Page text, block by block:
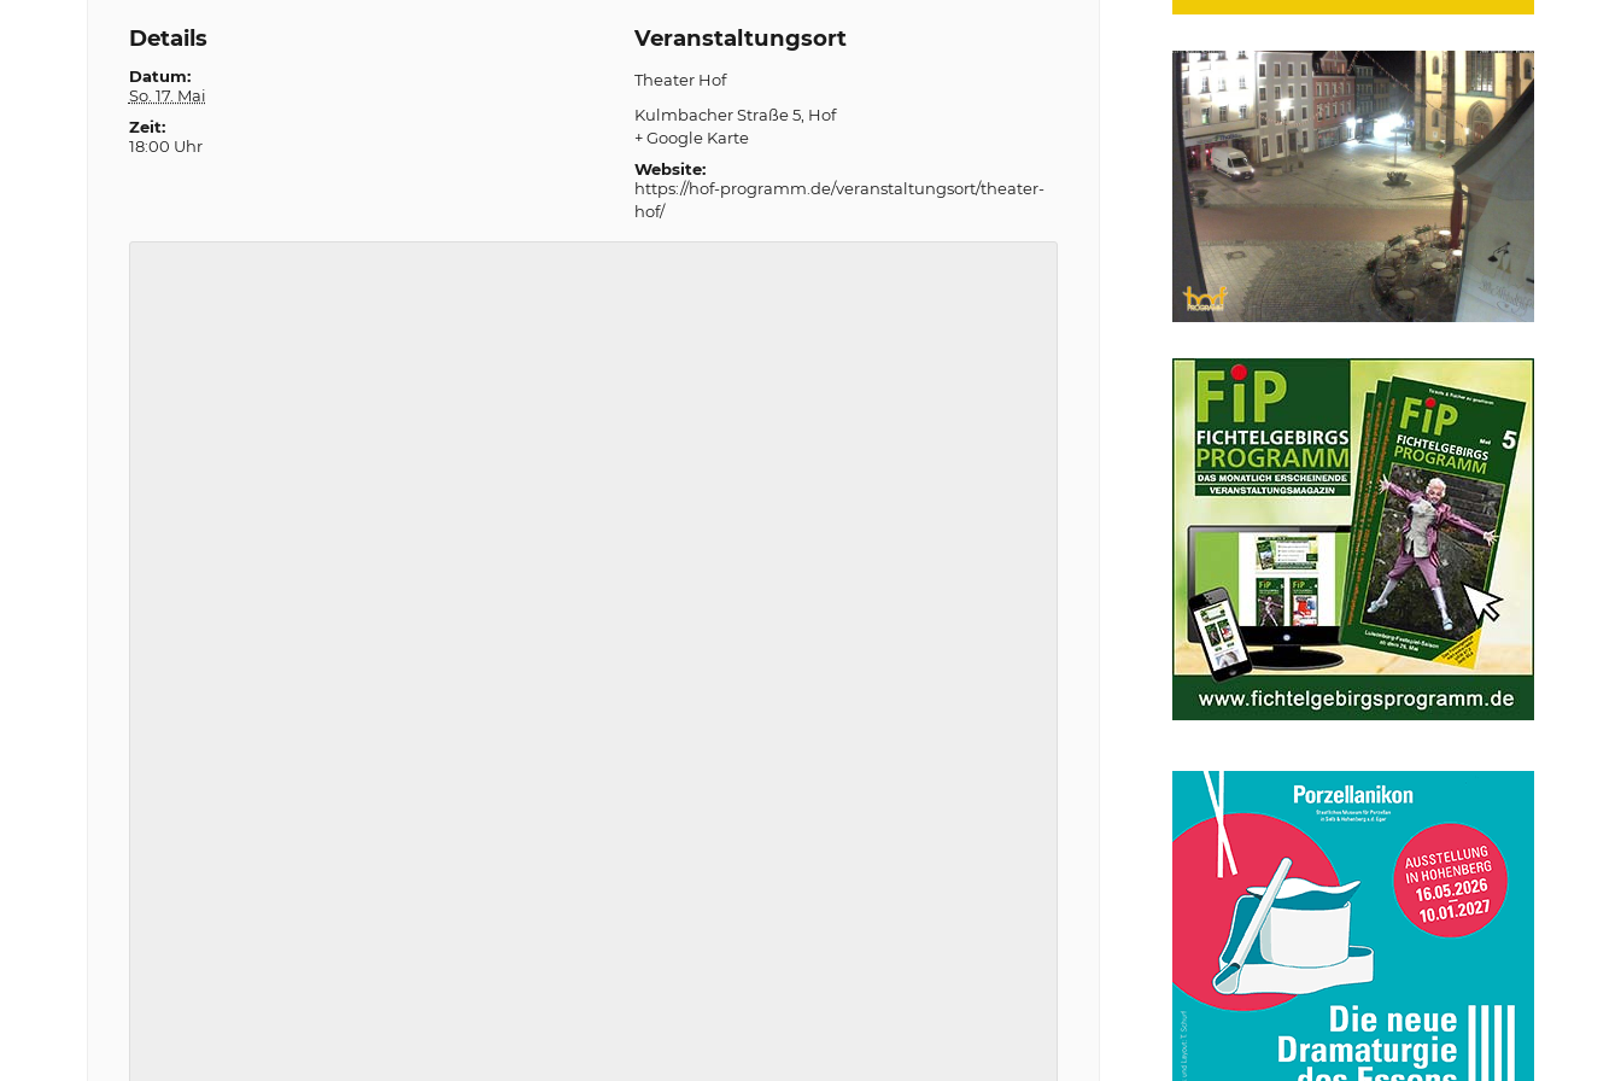
Details
Datum:
So. 17. Mai
Zeit:
18:00 Uhr
Veranstaltungsort
Theater Hof
Kulmbacher Straße 5 Hof
+ Google Karte
Website:
https://hof-programm.de/veranstaltungsort/theater-
hof/